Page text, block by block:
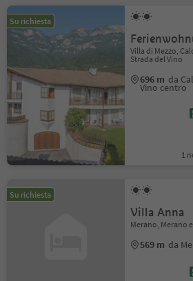
Su richiesta
Villa di Mezzo,
Strada del Vino
696 m da
Vino centro
1
Su richiesta
Villa Anna
Merano, Merano
569 m da